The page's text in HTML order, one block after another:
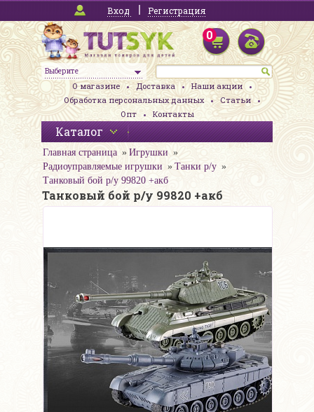
Вход Регистрация
Выберите
0
О магазине Доставка
Наши акции
Обработка персональных данных
Статьи
Опт
Контакты
Каталог
Главная страница
Игрушки
Радиоуправляемые игрушки
Танки р/у
Танковый бой р/у 99820 +акб
Танковый бой р/у 99820 +акб